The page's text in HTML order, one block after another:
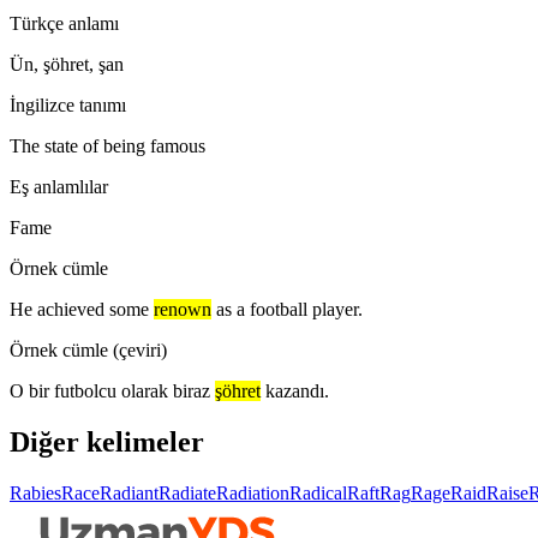
Türkçe anlamı
Ün, şöhret, şan
İngilizce tanımı
The state of being famous
Eş anlamlılar
Fame
Örnek cümle
He achieved some renown as a football player.
Örnek cümle (çeviri)
O bir futbolcu olarak biraz şöhret kazandı.
Diğer kelimeler
RabiesRaceRadiantRadiateRadiationRadicalRaftRagRageRaidRaise